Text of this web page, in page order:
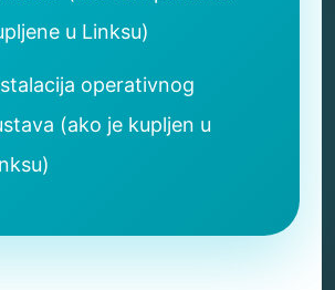
u Linksu)
operativnog
(ako je kupljen u